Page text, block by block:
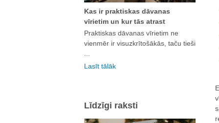
Kas ir praktiskas dāvanas
vīrietim un kur tās atrast
Praktiskas dāvanas vīrietim ne
vienmēr ir visuzkrītošākās, taču tieši
Lasīt tālāk
Līdzīgi raksti